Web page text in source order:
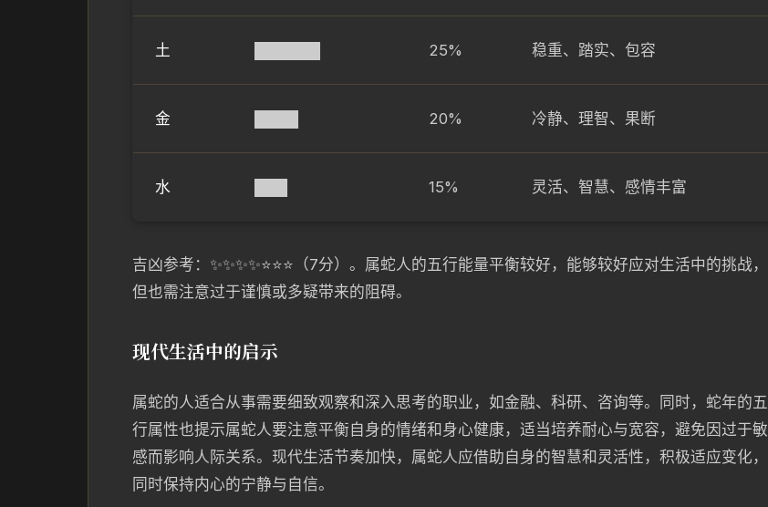
土 25% 稳重、踏实、包容
金 20% 冷静、理智、果断
水 15% 灵活、智慧、感情丰富
吉凶参考：✨✨✨✨⭐⭐⭐（7分）。属蛇人的五行能量平衡较好，能够较好应对生活中的挑战，
但也需注意过于谨慎或多疑带来的阻碍。
现代生活中的启示
属蛇的人适合从事需要细致观察和深入思考的职业，如金融、科研、咨询等。同时，蛇年的五
行属性也提示属蛇人要注意平衡自身的情绪和身心健康，适当培养耐心与宽容，避免因过于敏
感而影响人际关系。现代生活节奏加快，属蛇人应借助自身的智慧和灵活性，积极适应变化，
同时保持内心的宁静与自信。